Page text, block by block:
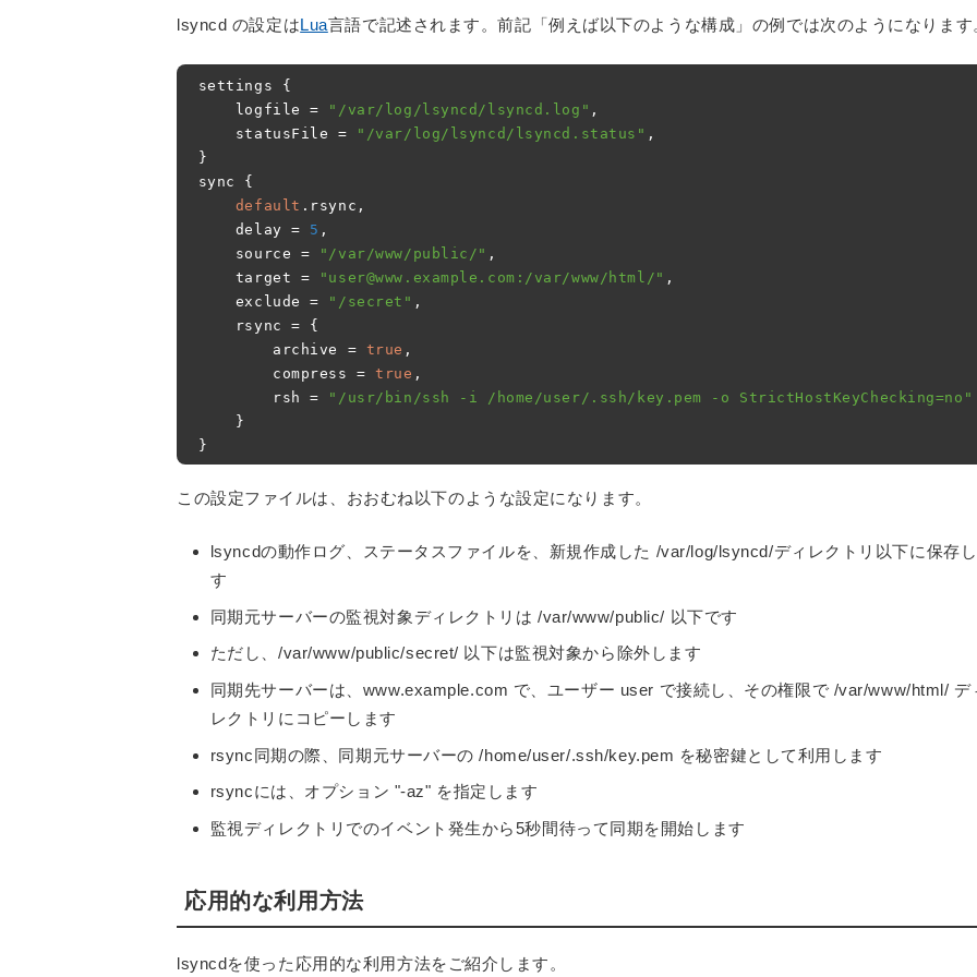
lsyncd の設定はLua言語で記述されます。前記「例えば以下のような構成」の例では次のようになります
settings {
    logfile
= "/var/log/lsyncd/lsyncd.log" ,
    statusFile
= "/var/log/lsyncd/lsyncd.status" ,
}
sync {
default . rsync ,
    delay
= 5 ,
    source
= "/var/www/public/" ,
    target
= "user@www.example.com:/var/www/html/" ,
    exclude
= "/secret" ,
    rsync
=
{
        archive
= true ,
        compress
= true ,
        rsh
=
"/usr/bin/ssh -i /home/user/.ssh/key.pem -o StrictHostKeyChecking=no"
}
}
この設定ファイルは、おおむね以下のような設定になります。
lsyncdの動作ログ、ステータスファイルを、新規作成した /var/log/lsyncd/ディレクトリ以下に保存
す
同期元サーバーの監視対象ディレクトリは /var/www/public/ 以下です
ただし、/var/www/public/secret/ 以下は監視対象から除外します
同期先サーバーは、www.example.com で、ユーザー user で接続し、その権限で /var/www/html/ デ
レクトリにコピーします
rsync同期の際、同期元サーバーの /home/user/.ssh/key.pem を秘密鍵として利用します
rsyncには、オプション "-az" を指定します
監視ディレクトリでのイベント発生から5秒間待って同期を開始します
応用的な利用方法
lsyncdを使った応用的な利用方法をご紹介します。